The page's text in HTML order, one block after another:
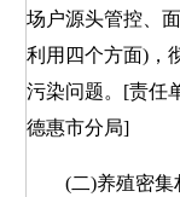
场户源头管控、
利用四个方面)，
污染问题。[责任
德惠市分局]
(二)养殖密集